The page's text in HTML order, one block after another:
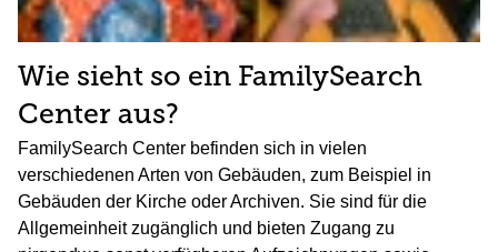
Wie sieht so ein FamilySearch
Center aus?
FamilySearch Center befinden sich in vielen
verschiedenen Arten von Gebäuden, zum Beispiel in
Gebäuden der Kirche oder Archiven. Sie sind für die
Allgemeinheit zugänglich und bieten Zugang zu